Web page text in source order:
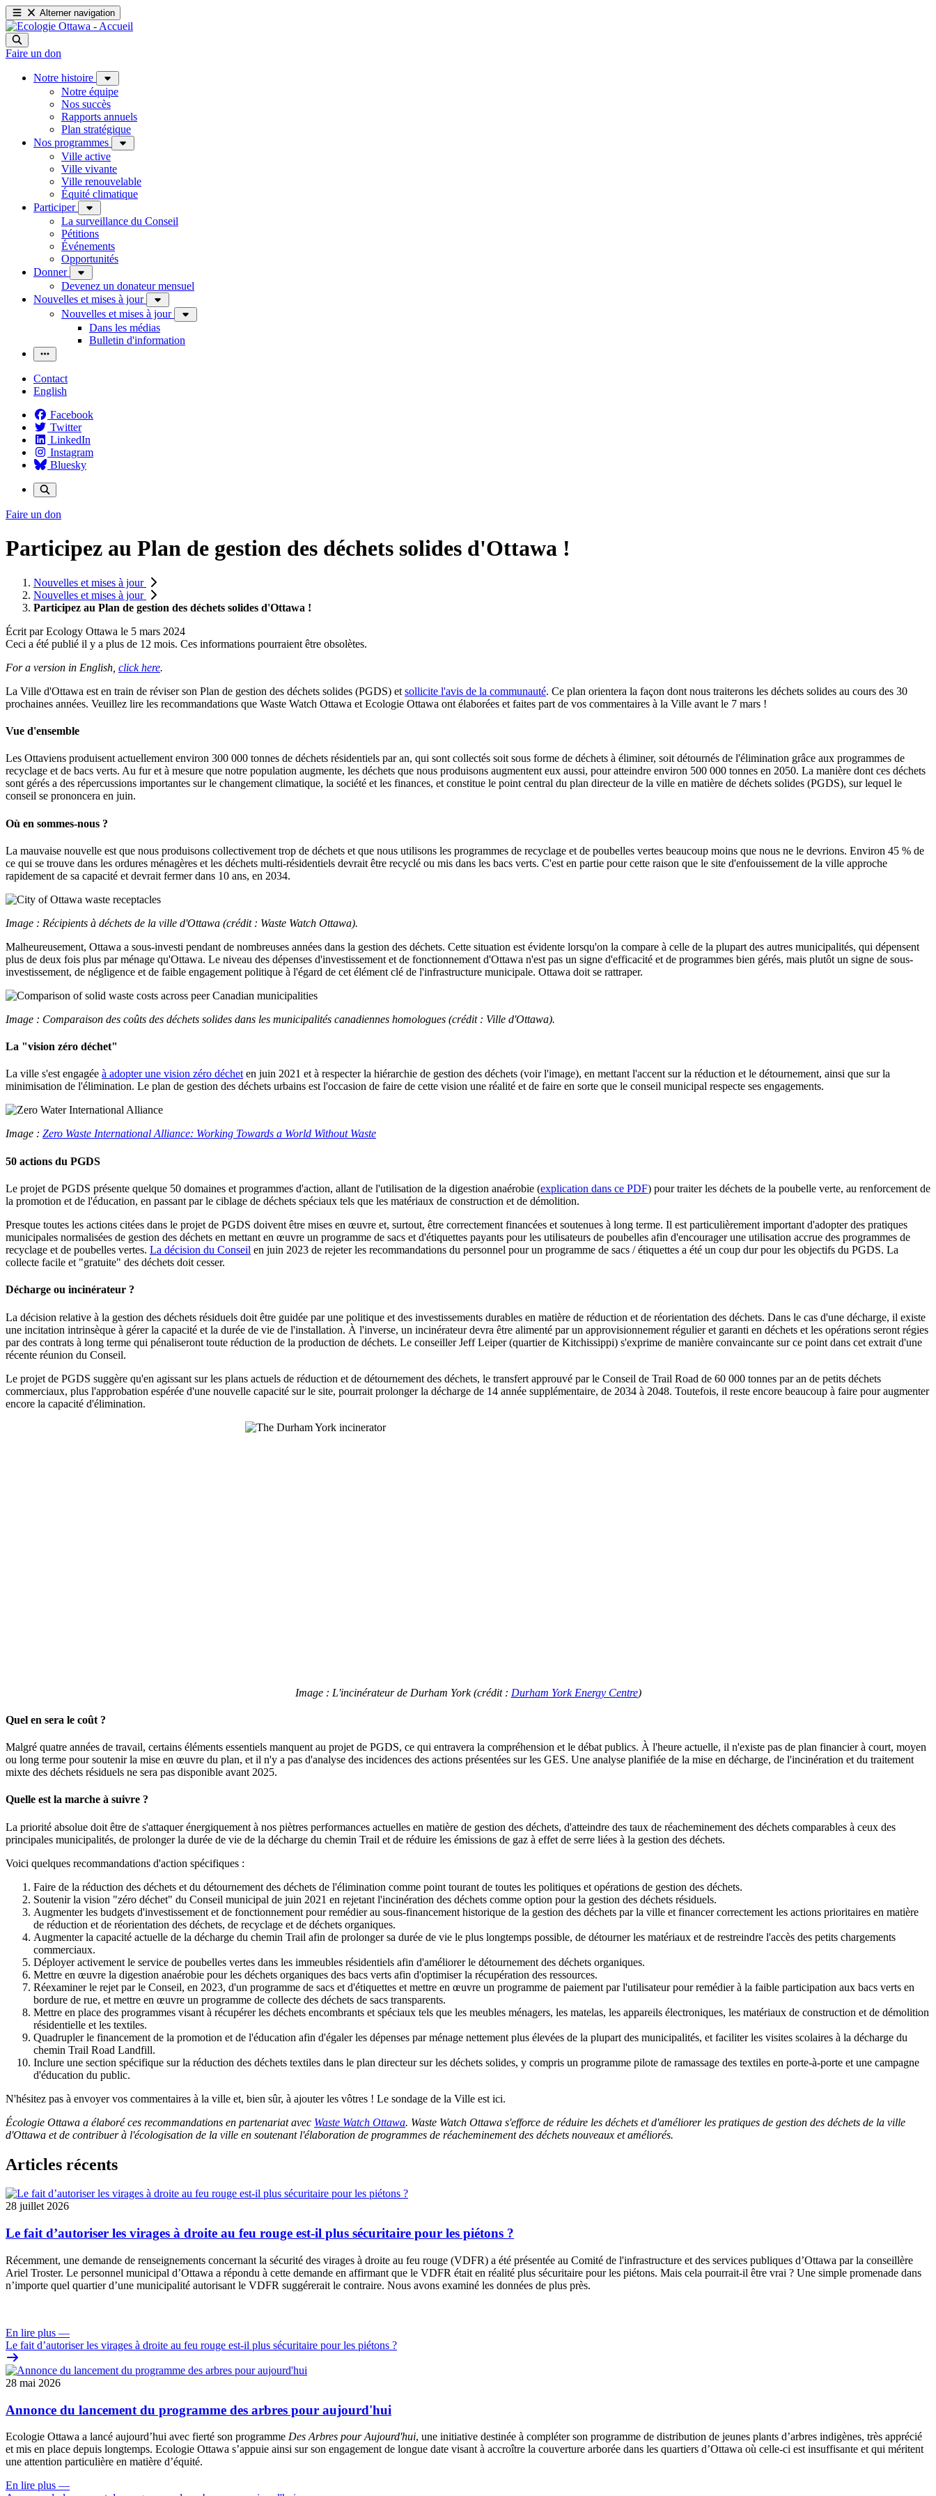
Alterner navigation
Faire un don
Notre histoire
Notre équipe
Nos succès
Rapports annuels
Plan stratégique
Nos programmes
Ville active
Ville vivante
Ville renouvelable
Équité climatique
Participer
La surveillance du Conseil
Pétitions
Événements
Opportunités
Donner
Devenez un donateur mensuel
Nouvelles et mises à jour
Nouvelles et mises à jour
Dans les médias
Bulletin d'information
Contact
English
Facebook
Twitter
LinkedIn
Instagram
Bluesky
Faire un don
Participez au Plan de gestion des déchets solides d'Ottawa !
Nouvelles et mises à jour
Nouvelles et mises à jour
Participez au Plan de gestion des déchets solides d'Ottawa !
Écrit parEcology Ottawa le 5 mars 2024
Ceci a été publié il y a plus de 12 mois. Ces informations pourraient être obsolètes.
For a version in English, click here.
La Ville d'Ottawa est en train de réviser son Plan de gestion des déchets solides (PGDS) et sollicite l'avis de la communauté. Ce plan orientera la façon dont nous traiterons les déchets solides au cours des 30
prochaines années. Veuillez lire les recommandations que Waste Watch Ottawa et Ecologie Ottawa ont élaborées et faites part de vos commentaires à la Ville avant le 7 mars !
Vue d'ensemble
Les Ottaviens produisent actuellement environ 300 000 tonnes de déchets résidentiels par an, qui sont collectés soit sous forme de déchets à éliminer, soit détournés de l'élimination grâce aux programmes de
recyclage et de bacs verts. Au fur et à mesure que notre population augmente, les déchets que nous produisons augmentent eux aussi, pour atteindre environ 500 000 tonnes en 2050. La manière dont ces déchets
sont gérés a des répercussions importantes sur le changement climatique, la société et les finances, et constitue le point central du plan directeur de la ville en matière de déchets solides (PGDS), sur lequel le
conseil se prononcera en juin.
Où en sommes-nous ?
La mauvaise nouvelle est que nous produisons collectivement trop de déchets et que nous utilisons les programmes de recyclage et de poubelles vertes beaucoup moins que nous ne le devrions. Environ 45 % de
ce qui se trouve dans les ordures ménagères et les déchets multi-résidentiels devrait être recyclé ou mis dans les bacs verts. C'est en partie pour cette raison que le site d'enfouissement de la ville approche
rapidement de sa capacité et devrait fermer dans 10 ans, en 2034.
Image : Récipients à déchets de la ville d'Ottawa (crédit : Waste Watch Ottawa).
Malheureusement, Ottawa a sous-investi pendant de nombreuses années dans la gestion des déchets. Cette situation est évidente lorsqu'on la compare à celle de la plupart des autres municipalités, qui dépensent
plus de deux fois plus par ménage qu'Ottawa. Le niveau des dépenses d'investissement et de fonctionnement d'Ottawa n'est pas un signe d'efficacité et de programmes bien gérés, mais plutôt un signe de sous-
investissement, de négligence et de faible engagement politique à l'égard de cet élément clé de l'infrastructure municipale. Ottawa doit se rattraper.
Image : Comparaison des coûts des déchets solides dans les municipalités canadiennes homologues (crédit : Ville d'Ottawa).
La "vision zéro déchet"
La ville s'est engagée à adopter une vision zéro décheten juin 2021 et à respecter la hiérarchie de gestion des déchets (voir l'image), en mettant l'accent sur la réduction et le détournement, ainsi que sur la
minimisation de l'élimination. Le plan de gestion des déchets urbains est l'occasion de faire de cette vision une réalité et de faire en sorte que le conseil municipal respecte ses engagements.
Image : Zero Waste International Alliance: Working Towards a World Without Waste
50 actions du PGDS
Le projet de PGDS présente quelque 50 domaines et programmes d'action, allant de l'utilisation de la digestion anaérobie (explication dans ce PDF) pour traiter les déchets de la poubelle verte, au renforcement de
la promotion et de l'éducation, en passant par le ciblage de déchets spéciaux tels que les matériaux de construction et de démolition.
Presque toutes les actions citées dans le projet de PGDS doivent être mises en œuvre et, surtout, être correctement financées et soutenues à long terme. Il est particulièrement important d'adopter des pratiques
municipales normalisées de gestion des déchets en mettant en œuvre un programme de sacs et d'étiquettes payants pour les utilisateurs de poubelles afin d'encourager une utilisation accrue des programmes de
recyclage et de poubelles vertes. La décision du Conseil en juin 2023 de rejeter les recommandations du personnel pour un programme de sacs / étiquettes a été un coup dur pour les objectifs du PGDS. La
collecte facile et "gratuite" des déchets doit cesser.
Décharge ou incinérateur ?
La décision relative à la gestion des déchets résiduels doit être guidée par une politique et des investissements durables en matière de réduction et de réorientation des déchets. Dans le cas d'une décharge, il existe
une incitation intrinsèque à gérer la capacité et la durée de vie de l'installation. À l'inverse, un incinérateur devra être alimenté par un approvisionnement régulier et garanti en déchets et les opérations seront régies
par des contrats à long terme qui pénaliseront toute réduction de la production de déchets. Le conseiller Jeff Leiper (quartier de Kitchissippi) s'exprime de manière convaincante sur ce point dans cet extrait d'une
récente réunion du Conseil.
Le projet de PGDS suggère qu'en agissant sur les plans actuels de réduction et de détournement des déchets, le transfert approuvé par le Conseil de Trail Road de 60 000 tonnes par an de petits déchets
commerciaux, plus l'approbation espérée d'une nouvelle capacité sur le site, pourrait prolonger la décharge de 14 année supplémentaire, de 2034 à 2048. Toutefois, il reste encore beaucoup à faire pour augmenter
encore la capacité d'élimination.
Image : L'incinérateur de Durham York (crédit : Durham York Energy Centre)
Quel en sera le coût ?
Malgré quatre années de travail, certains éléments essentiels manquent au projet de PGDS, ce qui entravera la compréhension et le débat publics. À l'heure actuelle, il n'existe pas de plan financier à court, moyen
ou long terme pour soutenir la mise en œuvre du plan, et il n'y a pas d'analyse des incidences des actions présentées sur les GES. Une analyse planifiée de la mise en décharge, de l'incinération et du traitement
mixte des déchets résiduels ne sera pas disponible avant 2025.
Quelle est la marche à suivre ?
La priorité absolue doit être de s'attaquer énergiquement à nos piètres performances actuelles en matière de gestion des déchets, d'atteindre des taux de réacheminement des déchets comparables à ceux des
principales municipalités, de prolonger la durée de vie de la décharge du chemin Trail et de réduire les émissions de gaz à effet de serre liées à la gestion des déchets.
Voici quelques recommandations d'action spécifiques :
Faire de la réduction des déchets et du détournement des déchets de l'élimination comme point tourant de toutes les politiques et opérations de gestion des déchets.
Soutenir la vision "zéro déchet" du Conseil municipal de juin 2021 en rejetant l'incinération des déchets comme option pour la gestion des déchets résiduels.
Augmenter les budgets d'investissement et de fonctionnement pour remédier au sous-financement historique de la gestion des déchets par la ville et financer correctement les actions prioritaires en matière
de réduction et de réorientation des déchets, de recyclage et de déchets organiques.
Augmenter la capacité actuelle de la décharge du chemin Trail afin de prolonger sa durée de vie le plus longtemps possible, de détourner les matériaux et de restreindre l'accès des petits chargements
commerciaux.
Déployer activement le service de poubelles vertes dans les immeubles résidentiels afin d'améliorer le détournement des déchets organiques.
Mettre en œuvre la digestion anaérobie pour les déchets organiques des bacs verts afin d'optimiser la récupération des ressources.
Réexaminer le rejet par le Conseil, en 2023, d'un programme de sacs et d'étiquettes et mettre en œuvre un programme de paiement par l'utilisateur pour remédier à la faible participation aux bacs verts en
bordure de rue, et mettre en œuvre un programme de collecte des déchets de sacs transparents.
Mettre en place des programmes visant à récupérer les déchets encombrants et spéciaux tels que les meubles ménagers, les matelas, les appareils électroniques, les matériaux de construction et de démolition
résidentielle et les textiles.
Quadrupler le financement de la promotion et de l'éducation afin d'égaler les dépenses par ménage nettement plus élevées de la plupart des municipalités, et faciliter les visites scolaires à la décharge du
chemin Trail Road Landfill.
Inclure une section spécifique sur la réduction des déchets textiles dans le plan directeur sur les déchets solides, y compris un programme pilote de ramassage des textiles en porte-à-porte et une campagne
d'éducation du public.
N'hésitez pas à envoyer vos commentaires à la ville et, bien sûr, à ajouter les vôtres ! Le sondage de la Ville est ici.
Écologie Ottawa a élaboré ces recommandations en partenariat avec Waste Watch Ottawa. Waste Watch Ottawa s'efforce de réduire les déchets et d'améliorer les pratiques de gestion des déchets de la ville
d'Ottawa et de contribuer à l'écologisation de la ville en soutenant l'élaboration de programmes de réacheminement des déchets nouveaux et améliorés.
Articles récents
28 juillet 2026
Le fait d’autoriser les virages à droite au feu rouge est-il plus sécuritaire pour les piétons ?
Récemment, une demande de renseignements concernant la sécurité des virages à droite au feu rouge (VDFR) a été présentée au Comité de l'infrastructure et des services publiques d’Ottawa par la conseillère
Ariel Troster. Le personnel municipal d’Ottawa a répondu à cette demande en affirmant que le VDFR était en réalité plus sécuritaire pour les piétons. Mais cela pourrait-il être vrai ? Une simple promenade dans
n’importe quel quartier d’une municipalité autorisant le VDFR suggérerait le contraire. Nous avons examiné les données de plus près.
En lire plus —
Le fait d’autoriser les virages à droite au feu rouge est-il plus sécuritaire pour les piétons ?
28 mai 2026
Annonce du lancement du programme des arbres pour aujourd'hui
Ecologie Ottawa a lancé aujourd’hui avec fierté son programme Des Arbres pour Aujourd'hui, une initiative destinée à compléter son programme de distribution de jeunes plants d’arbres indigènes, très apprécié
et mis en place depuis longtemps. Ecologie Ottawa s’appuie ainsi sur son engagement de longue date visant à accroître la couverture arborée dans les quartiers d’Ottawa où celle-ci est insuffisante et qui méritent
une attention particulière en matière d’équité.
En lire plus —